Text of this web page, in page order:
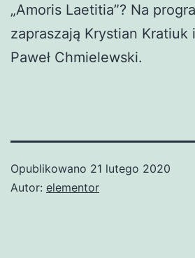
„Amoris Laetitia”? Na
zapraszają Krystian
Paweł Chmielewski.
Opublikowano 21 lutego 2020
Autor: elementor